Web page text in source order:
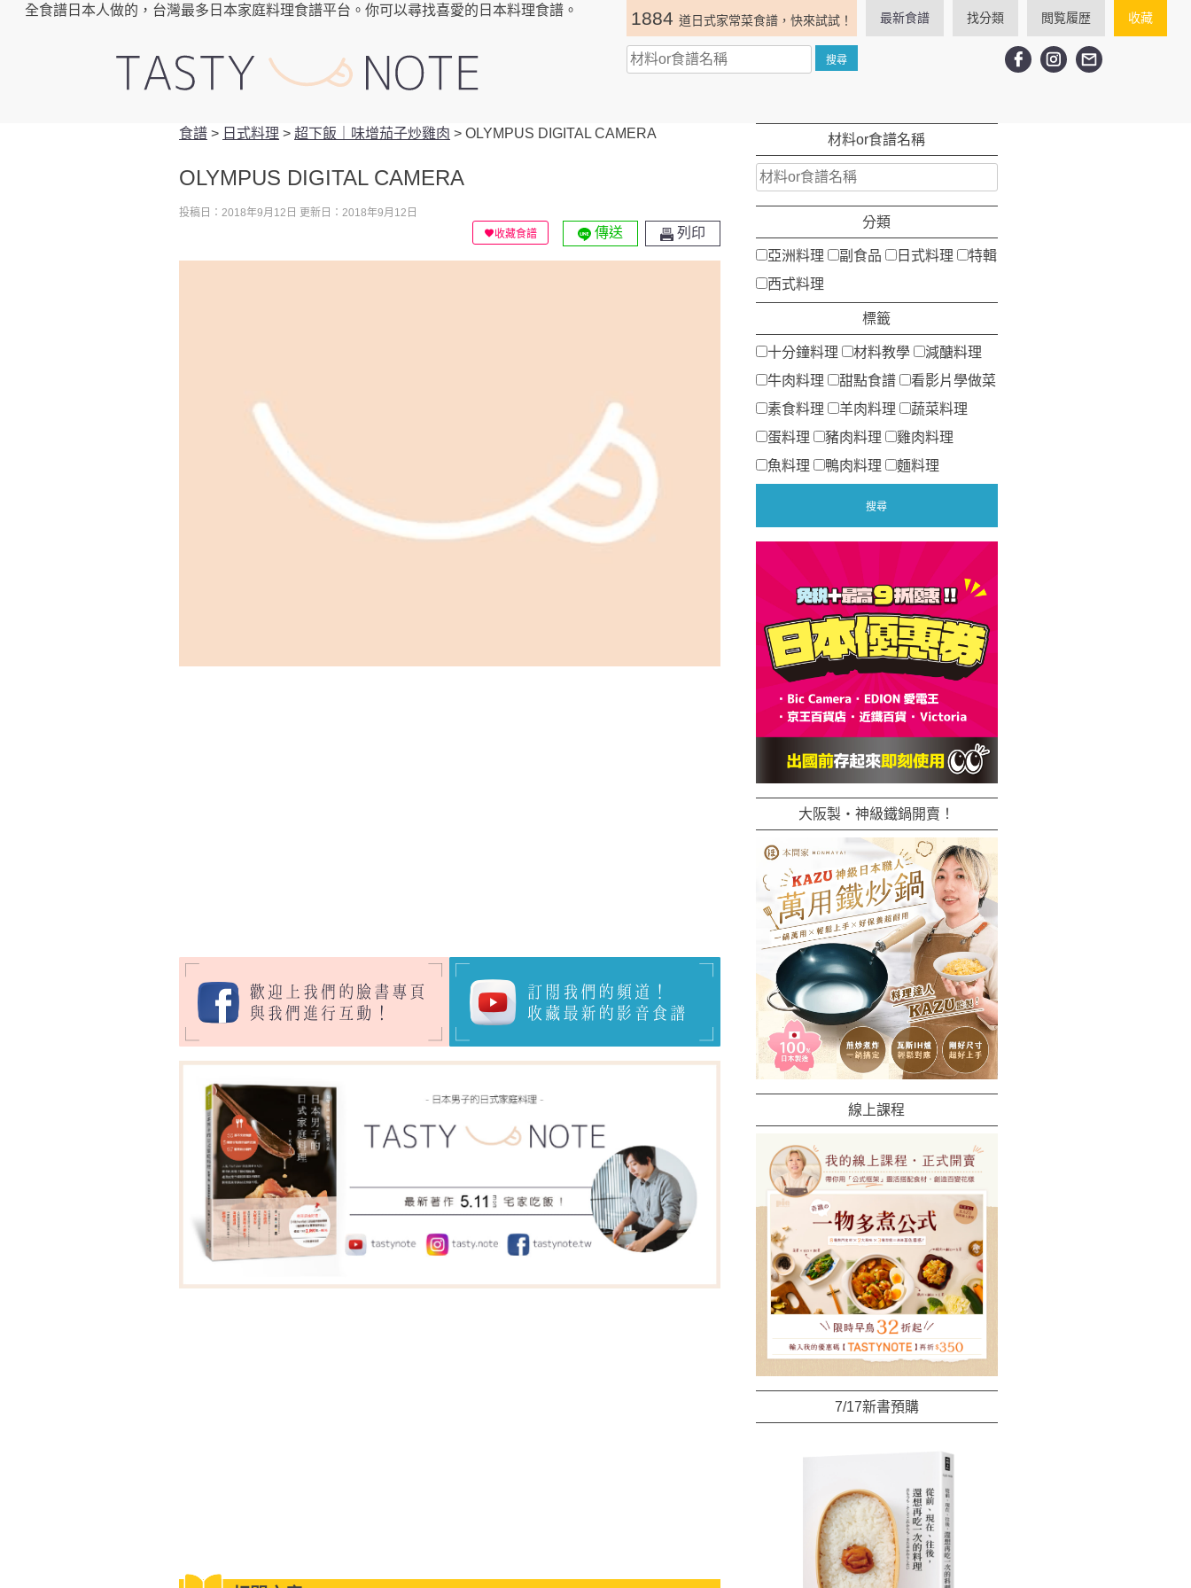
全食譜日本人做的，台灣最多日本家庭料理食譜平台。你可以尋找喜愛的日本料理食譜。 1884 道日式家常菜食譜，快來試試！ 最新食譜 找分類 閲覧履歴 收藏
食譜 > 日式料理 > 超下飯｜味增茄子炒雞肉 > OLYMPUS DIGITAL CAMERA
OLYMPUS DIGITAL CAMERA
投稿日：2018年9月12日 更新日：2018年9月12日
收藏食譜
傳送 列印
材料or食譜名稱
分類
亞洲料理 副食品 日式料理
特輯
西式料理
標籤
十分鐘料理 材料教學
減醣料理
牛肉料理
甜點食譜
看影片學做菜
素食料理
羊肉料理
蔬菜料理
蛋料理
豬肉料理
雞肉料理
魚料理
鴨肉料理 麵料理
大阪製・神級鐵鍋開賣！
線上課程
7/17新書預購